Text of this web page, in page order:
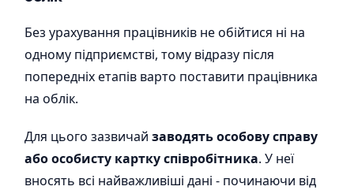
Без урахування працівників не обійтися ні на
одному підприємстві, тому відразу після
попередніх етапів варто поставити працівника
на облік.
Для цього зазвичай заводять особову справу
або особисту картку співробітника. У неї
вносять всі найважливіші дані - починаючи від